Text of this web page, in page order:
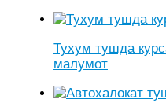
Тухум тушда
малумот